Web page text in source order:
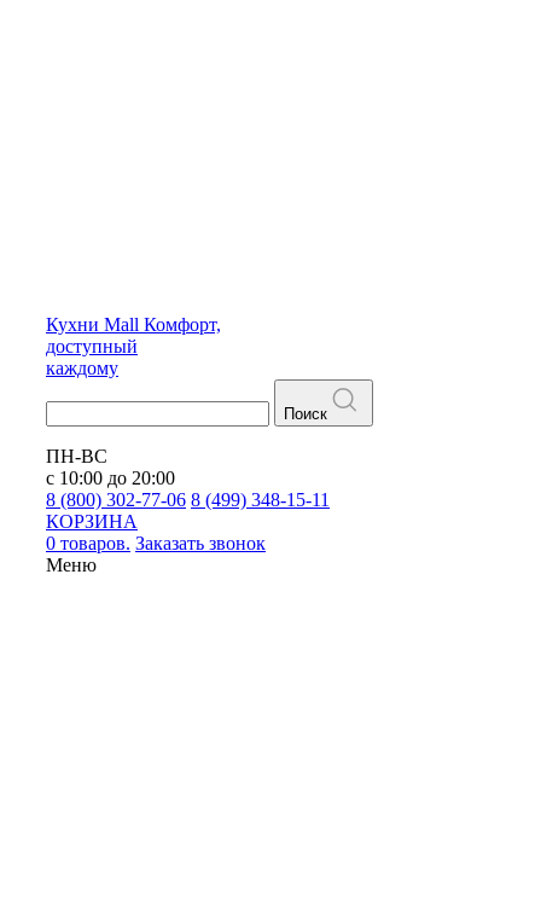
Кухни Mall Комфорт,
доступный
каждому
Поиск
ПН-ВС
с 10:00 до 20:00
8 (800) 302-77-06 8 (499) 348-15-11
КОРЗИНА
0 товаров. Заказать звонок
Меню